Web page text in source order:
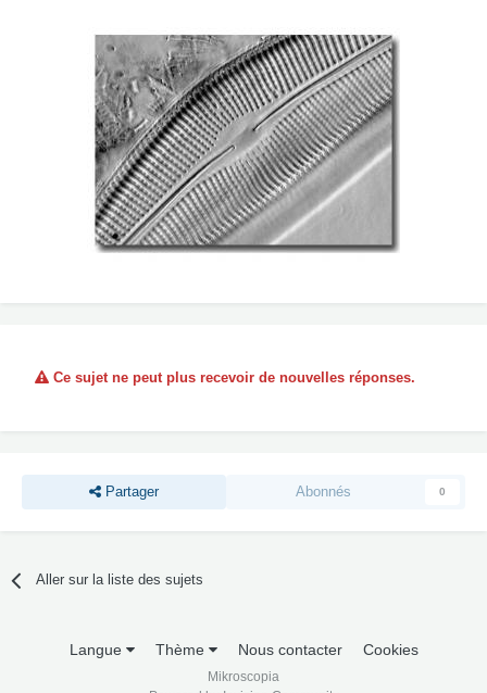
Ce sujet ne peut plus recevoir de nouvelles réponses.
Partager Abonnés 0
Aller sur la liste des sujets
Langue Thème Nous contacter Cookies
Mikroscopia